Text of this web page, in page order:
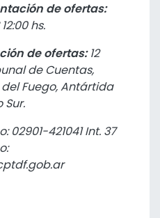
de ofertas:
hs.
de ofertas:12
de Cuentas,
Fuego, Antártida
02901-421041 Int. 37